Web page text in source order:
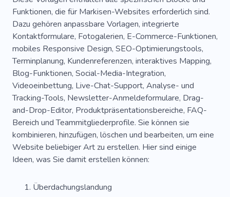
Funktionen, die für Markisen-Websites erforderlich sind.
Dazu gehören anpassbare Vorlagen, integrierte
Kontaktformulare, Fotogalerien, E-Commerce-Funktionen,
mobiles Responsive Design, SEO-Optimierungstools,
Terminplanung, Kundenreferenzen, interaktives Mapping,
Blog-Funktionen, Social-Media-Integration,
Videoeinbettung, Live-Chat-Support, Analyse- und
Tracking-Tools, Newsletter-Anmeldeformulare, Drag-
and-Drop-Editor, Produktpräsentationsbereiche, FAQ-
Bereich und Teammitgliederprofile. Sie können sie
kombinieren, hinzufügen, löschen und bearbeiten, um eine
Website beliebiger Art zu erstellen. Hier sind einige
Ideen, was Sie damit erstellen können:
Überdachungslandung